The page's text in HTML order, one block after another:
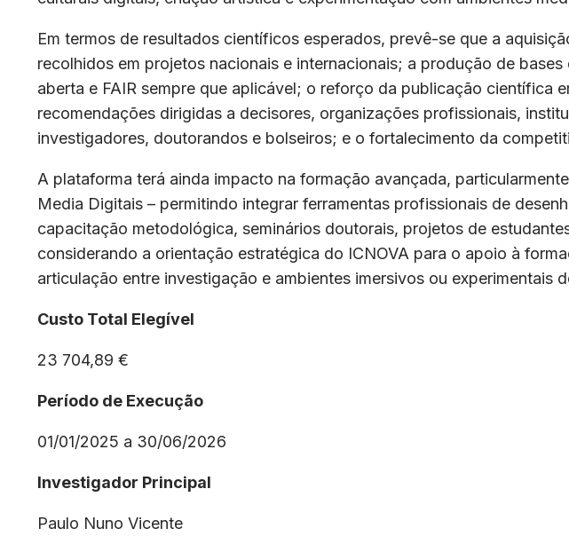
Em termos de resultados científicos esperados, prevê-se que a
recolhidos em projetos nacionais e internacionais; a produção de
aberta e FAIR sempre que aplicável; o reforço da publicação científica
recomendações dirigidas a decisores, organizações profissionais,
investigadores, doutorandos e bolseiros; e o fortalecimento da
A plataforma terá ainda impacto na formação avançada,
Media Digitais – permitindo integrar ferramentas profissionais de
capacitação metodológica, seminários doutorais, projetos de
considerando a orientação estratégica do ICNOVA para o apoio à
articulação entre investigação e ambientes imersivos ou experimentais
Custo Total Elegível
23 704,89 €
Período de Execução
01/01/2025 a 30/06/2026
Investigador Principal
Paulo Nuno Vicente